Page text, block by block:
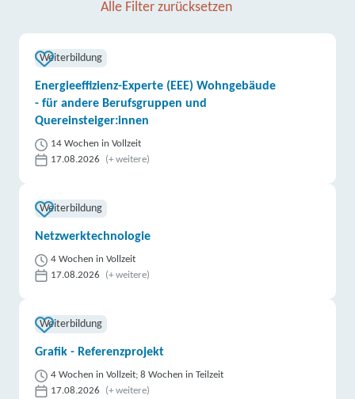
Alle Filter zurücksetzen
Weiterbildung
Energieeffizienz-Experte (EEE) Wohngebäude
- für andere Berufsgruppen und
Quereinsteiger:innen
14 Wochen in Vollzeit
17.08.2026
(+ weitere)
Weiterbildung
Netzwerktechnologie
4 Wochen in Vollzeit
17.08.2026
(+ weitere)
Weiterbildung
Grafik - Referenzprojekt
4 Wochen in Vollzeit; 8 Wochen in Teilzeit
17.08.2026
(+ weitere)